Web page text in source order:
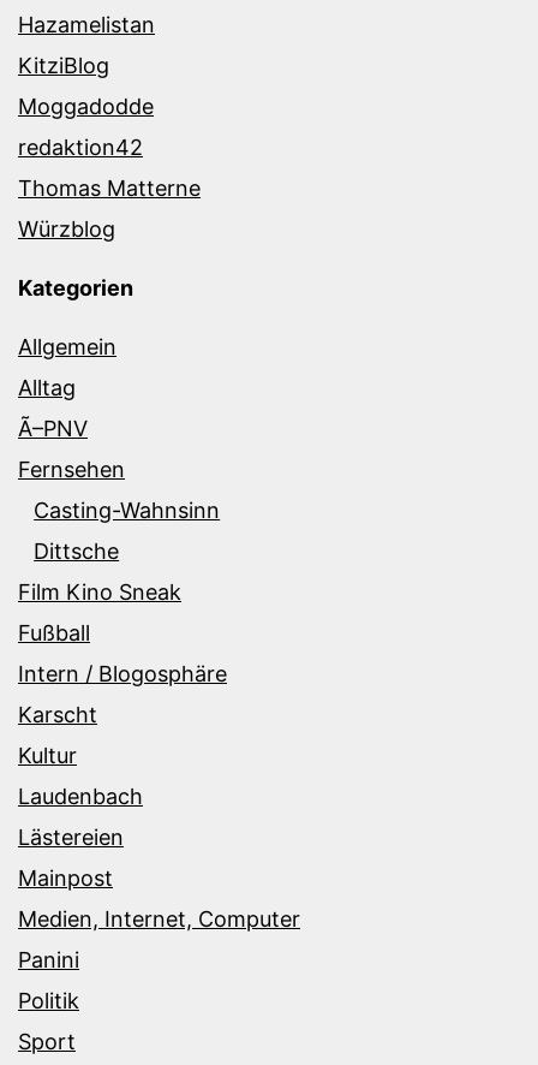
Hazamelistan
KitziBlog
Moggadodde
redaktion42
Thomas Matterne
Würzblog
Kategorien
Allgemein
Alltag
Ã–PNV
Fernsehen
Casting-Wahnsinn
Dittsche
Film Kino Sneak
Fußball
Intern / Blogosphäre
Karscht
Kultur
Laudenbach
Lästereien
Mainpost
Medien, Internet, Computer
Panini
Politik
Sport